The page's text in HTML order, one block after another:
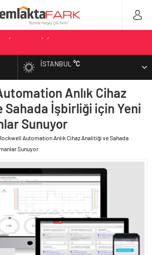
yakında başlıyor
yaklaşık 300 sektör profesyonelini
vizyonuyla bayilerinin kurumsal
ilk yüksek hızlı demiryolu projesine
İSTANBUL°C
Anlık Cihaz
Sahada İşbirliği için Yeni
Sunuyor
Automation Anlık Cihaz Analitiği ve Sahada
Sunuyor